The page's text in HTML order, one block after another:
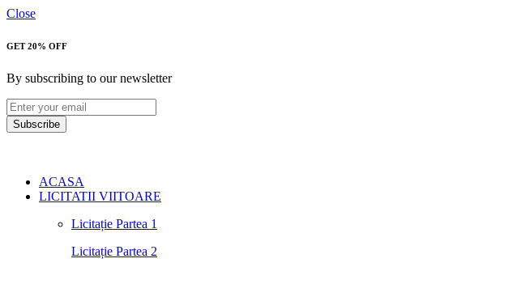
Close
GET 20% OFF
By subscribing to our newsletter
Subscribe
ACASA
LICITATII VIITOARE
Licitație Partea 1
Licitație Partea 2